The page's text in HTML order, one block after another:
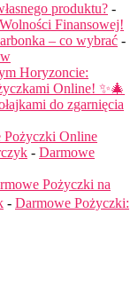
produktu? -
Finansowej!
– co wybrać -
Horyzoncie:
Online! ✨🎄
do zgarnięcia
Pożyczki Online
- Darmowe
Pożyczki na
- Darmowe Pożyczki: